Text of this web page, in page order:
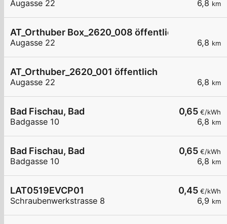
6,8 km
Augasse 22
6,8 km
AT_Orthuber Box_2620_008 öffentlich
Augasse 22
6,8 km
AT_Orthuber_2620_001 öffentlich
Augasse 22
0,65 €/kWh
6,8 km
Bad Fischau, Bad
Badgasse 10
0,65 €/kWh
6,8 km
Bad Fischau, Bad
Badgasse 10
0,45 €/kWh
6,9 km
LAT0519EVCP01
Schraubenwerkstrasse 8